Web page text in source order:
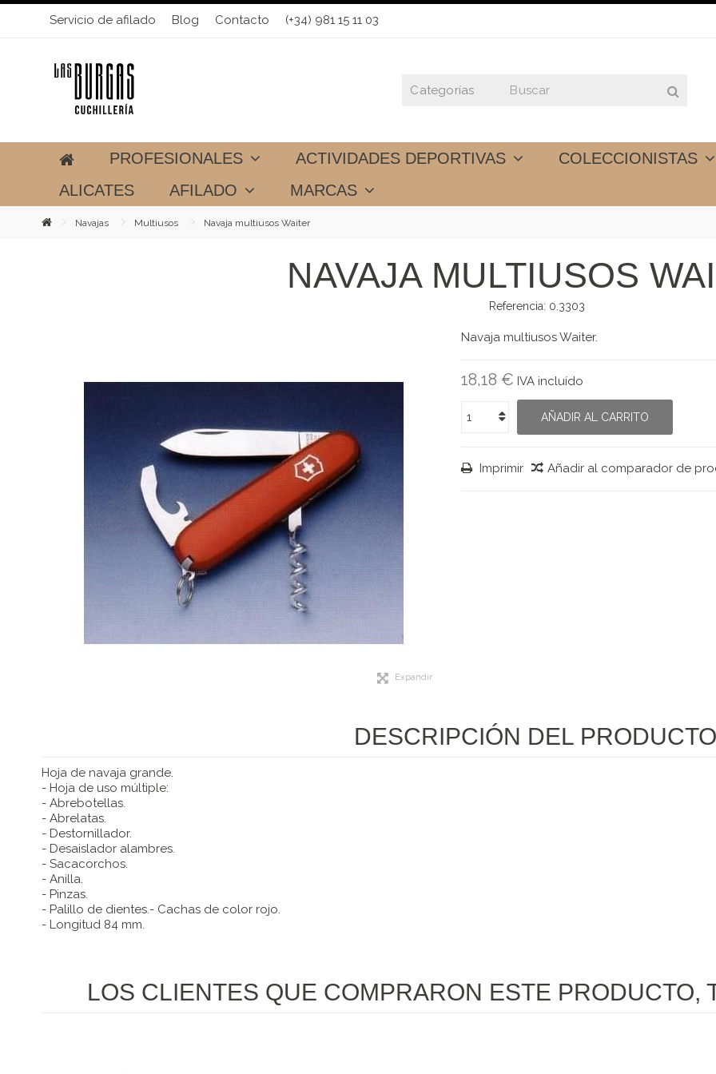
Servicio de afilado Blog Contacto (+34) 981 15 11 03
PROFESIONALES ACTIVIDADES DEPORTIVAS COLECCIONISTAS
ALICATES
AFILADO MARCAS
Navajas Multiusos Navaja multiusos Waiter
NAVAJA MULTIUSOS
Referencia: 0.3303
Expandir
Navaja multiusos Waiter.
18,18 € IVA incluído
AÑADIR AL CARRITO
Imprimir Añadir al comparador de
DESCRIPCIÓN DEL PRODUCTO
Hoja de navaja grande.
- Hoja de uso múltiple:
- Abrebotellas.
- Abrelatas.
- Destornillador.
- Desaislador alambres.
- Sacacorchos.
- Anilla.
- Pinzas.
- Palillo de dientes.- Cachas de color rojo.
- Longitud 84 mm.
LOS CLIENTES QUE COMPRARON ESTE PRODUCTO,